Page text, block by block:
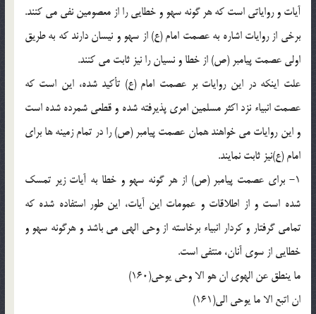
آيات و رواياتي است كه هر گونه سهو و خطايي را از معصومين نفي مي كنند.
برخي از روايات اشاره به عصمت امام (ع) از سهو و نيسان دارند كه به طريق
اولي عصمت پيامبر (ص) از خطا و نسيان را نيز ثابت مي كنند.
علت اينكه در اين روايات بر عصمت امام (ع) تأكيد شده، اين است كه
عصمت انبياء نزد اكثر مسلمين امري پذيرفته شده و قطعي شمرده شده است
و اين روايات مي خواهند همان عصمت پيامبر (ص) را در تمام زمينه ها براي
امام (ع)‌نيز ثابت نمايند.
1- براي عصمت پيامبر (ص) از هر گونه سهو و خطا به آيات زير تمسك
شده است و از اطلاقات و عمومات اين آيات، اين طور استفاده شده كه
تمامي گرفتار و كردار انبياء برخاسته از وحي الهي مي باشد و هرگونه سهو و
خطايي از سوي آنان، منتفي است.
ما ينطق عن الهوي ان هو الا وحي يوحي(160)
ان اتبع الا ما يوحي الي(161)